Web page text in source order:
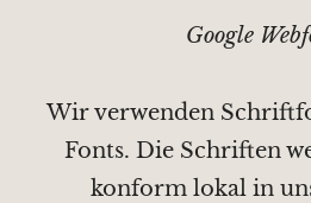
Google
Wir verwenden
Fonts. Die Schriften
konform lokal in